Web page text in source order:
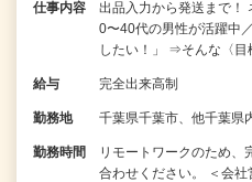
仕事内容
出品入力から発送まで！
0〜40代の男性が活躍中
したい！」 ⇒そんな〈
給与 完全出来高制
勤務地 千葉県千葉市、他千葉
勤務時間
リモートワークのため、
合わせください。 ＜会